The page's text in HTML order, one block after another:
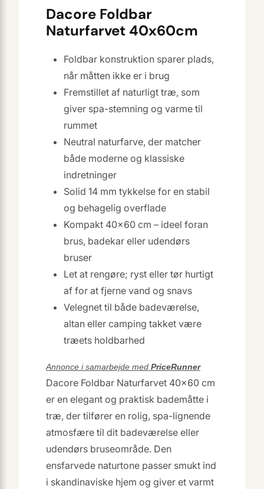
Dacore Foldbar
Naturfarvet 40x60cm
Foldbar konstruktion sparer plads,
når måtten ikke er i brug
Fremstillet af naturligt træ, som
giver spa-stemning og varme til
rummet
Neutral naturfarve, der matcher
både moderne og klassiske
indretninger
Solid 14 mm tykkelse for en stabil
og behagelig overflade
Kompakt 40×60 cm – ideel foran
brus, badekar eller udendørs
bruser
Let at rengøre; ryst eller tør hurtigt
af for at fjerne vand og snavs
Velegnet til både badeværelse,
altan eller camping takket være
træets holdbarhed
Annonce i samarbejde med PriceRunner
Dacore Foldbar Naturfarvet 40×60 cm
er en elegant og praktisk bademåtte i
træ, der tilfører en rolig, spa-lignende
atmosfære til dit badeværelse eller
udendørs bruseområde. Den
ensfarvede naturtone passer smukt ind
i skandinaviske hjem og giver et varmt